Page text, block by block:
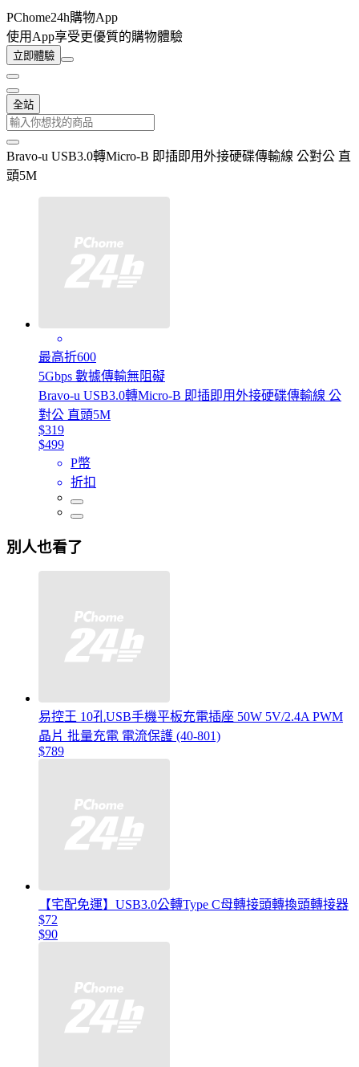
PChome24h購物App
使用App享受更優質的購物體驗
立即體驗
全站
Bravo-u USB3.0轉Micro-B 即插即用外接硬碟傳輸線 公對公 直
頭5M
最高折600
5Gbps 數據傳輸無阻礙
Bravo-u USB3.0轉Micro-B 即插即用外接硬碟傳輸線 公
對公 直頭5M
$319
$499
P幣
折扣
別人也看了
易控王 10孔USB手機平板充電插座 50W 5V/2.4A PWM
晶片 批量充電 電流保護 (40-801)
$789
【宅配免運】USB3.0公轉Type C母轉接頭轉換頭轉接器
$72
$90